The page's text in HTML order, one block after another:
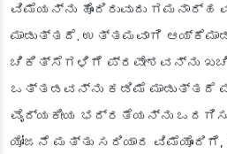
ವಿಮೆಯನ್ನು ಹೊಂದಿರುವುದು ಗಮನಾರ್ಹ
ಮಾಡುತ್ತದೆ. ಉತ್ತಮವಾಗಿ
ಚಿಕಿತ್ಸೆಗಳಿಗೆ ಪ್ರವೇಶವನ್ನು
ಒತ್ತಡವನ್ನು ಕಡಿಮೆ ಮಾಡುತ್ತದೆ
ವೈದ್ಯಕೀಯ ಭದ್ರತೆಯನ್ನು
ಯೋಜನೆ ಮತ್ತು ಸರಿಯಾದ